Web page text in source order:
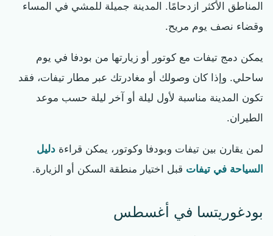
المناطق الأكثر ازدحامًا. المدينة جميلة للمشي في المساء
وقضاء نصف يوم مريح.
يمكن دمج تيفات مع كوتور أو زيارتها من بودفا في يوم
ساحلي. وإذا كان وصولك أو مغادرتك عبر مطار تيفات، فقد
تكون المدينة مناسبة لأول ليلة أو آخر ليلة حسب موعد
الطيران.
لمن يقارن بين تيفات وبودفا وكوتور، يمكن قراءة دليل
السياحة في تيفات قبل اختيار منطقة السكن أو الزيارة.
بودغوريتسا في أغسطس